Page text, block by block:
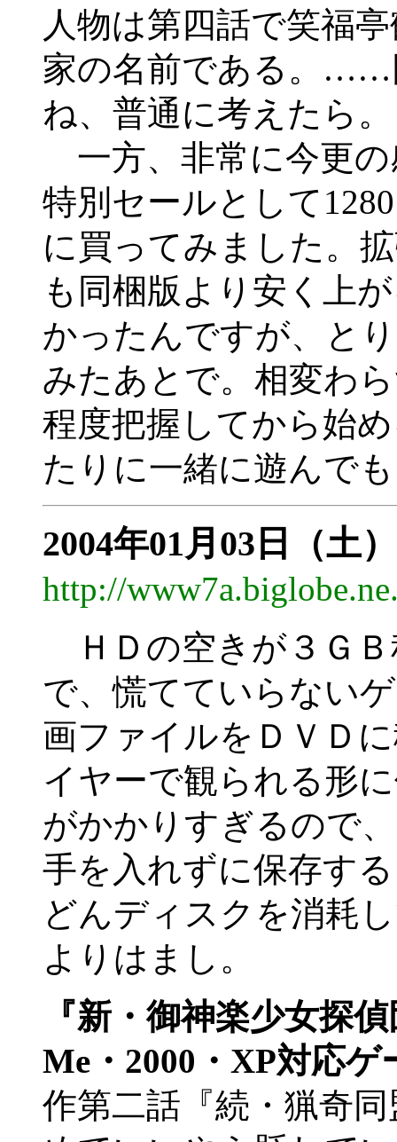
人物は第四話で笑福
家の名前である。……
ね、普通に考えたら。
一方、非常に今更の
特別セールとして
に買ってみました。
も同梱版より安く上
かったんですが、と
みたあとで。相変わ
程度把握してから始
たりに一緒に遊んで
2004年01月03日（土）
http://
ＨＤの空きが３Ｇ
で、慌てていらない
画ファイルをＤＶＤ
イヤーで観られる形
がかかりすぎるので
手を入れずに保存す
どんディスクを消耗
よりはまし。
『新・御神楽少女探
Me・2000・XP対応ゲ
作第二話『続・猟奇